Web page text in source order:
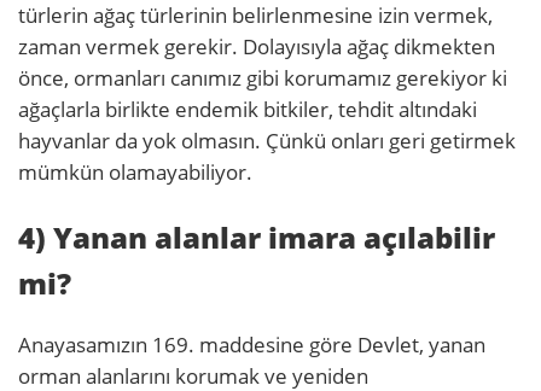
türlerin ağaç türlerinin belirlenmesine izin vermek,
zaman vermek gerekir. Dolayısıyla ağaç dikmekten
önce, ormanları canımız gibi korumamız gerekiyor ki
ağaçlarla birlikte endemik bitkiler, tehdit altındaki
hayvanlar da yok olmasın. Çünkü onları geri getirmek
mümkün olamayabiliyor.
4) Yanan alanlar imara açılabilir
mi?
Anayasamızın 169. maddesine göre Devlet, yanan
orman alanlarını korumak ve yeniden